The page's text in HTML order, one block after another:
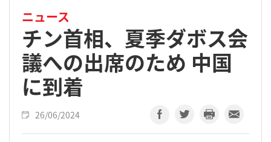
ニュース
チン首相、夏季ダボス会
議への出席のため 中国
に到着
26/06/2024